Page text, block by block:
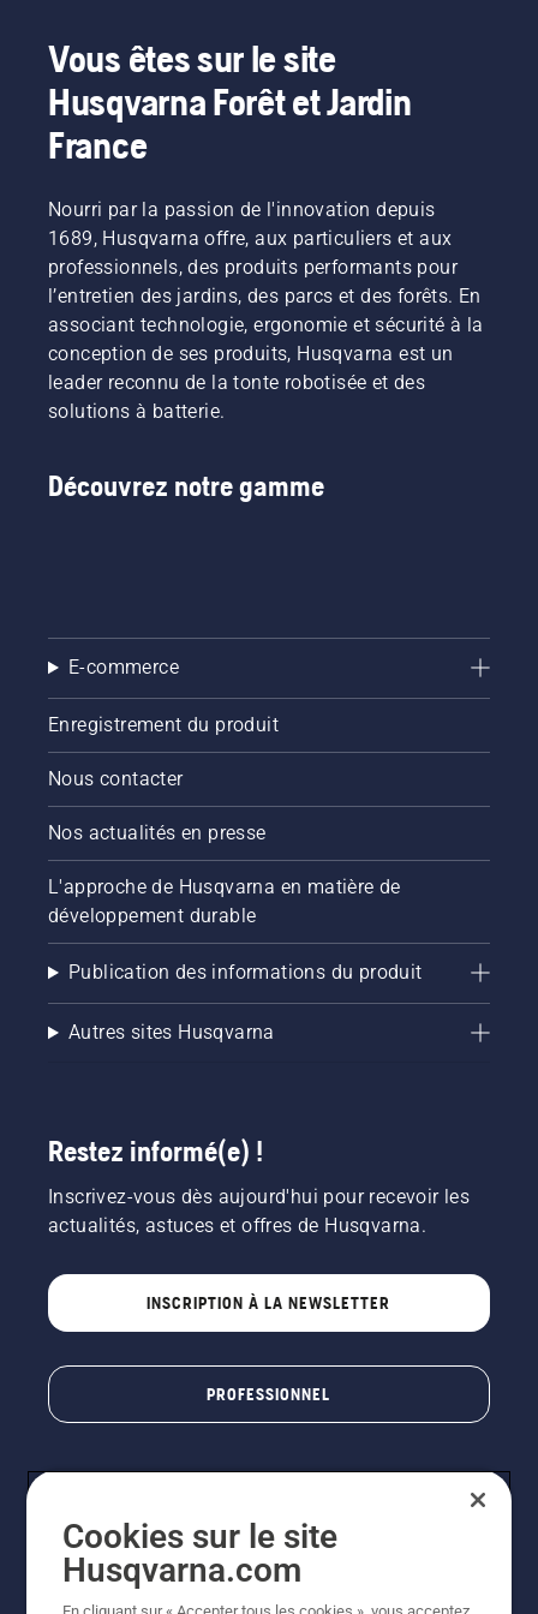
et
surtout
pour
vous de
tester et
produits
entretien
du
parcours
à la fois
efficace
et précis,
par un
équipement
performant
garantissant
cette
qualité
jour
après
jour.
présente
un
Husqvarna,
spécialement
pour la
maintenance
l'entretien
des
parcours
de golf.
Elle aide
les
gestionnaires
de
parcours
de tonte
et à
trouver
adaptée
à leurs
de ses
depuis
son
engagement
auprès
des
infrastructures
sportives
de
référence.
La
marque
fournisseur
Rugby
(CNR) de
le choix
de ses
technologies
autonomes
pour
de ses
terrains
d'entraînement
et de ses
espaces
Vous êtes sur le site
Husqvarna Forêt et Jardin
France
Nourri par la passion de l'innovation depuis
1689, Husqvarna offre, aux particuliers et aux
professionnels, des produits performants pour
l’entretien des jardins, des parcs et des forêts. En
associant technologie, ergonomie et sécurité à la
conception de ses produits, Husqvarna est un
leader reconnu de la tonte robotisée et des
solutions à batterie.
Découvrez notre gamme
E-commerce
Enregistrement du produit
Nous contacter
Nos actualités en presse
L'approche de Husqvarna en matière de
développement durable
Publication des informations du produit
Autres sites Husqvarna
Restez informé(e) !
Inscrivez-vous dès aujourd'hui pour recevoir les
actualités, astuces et offres de Husqvarna.
INSCRIPTION À LA NEWSLETTER
PROFESSIONNEL
Cookies sur le site
Husqvarna.com